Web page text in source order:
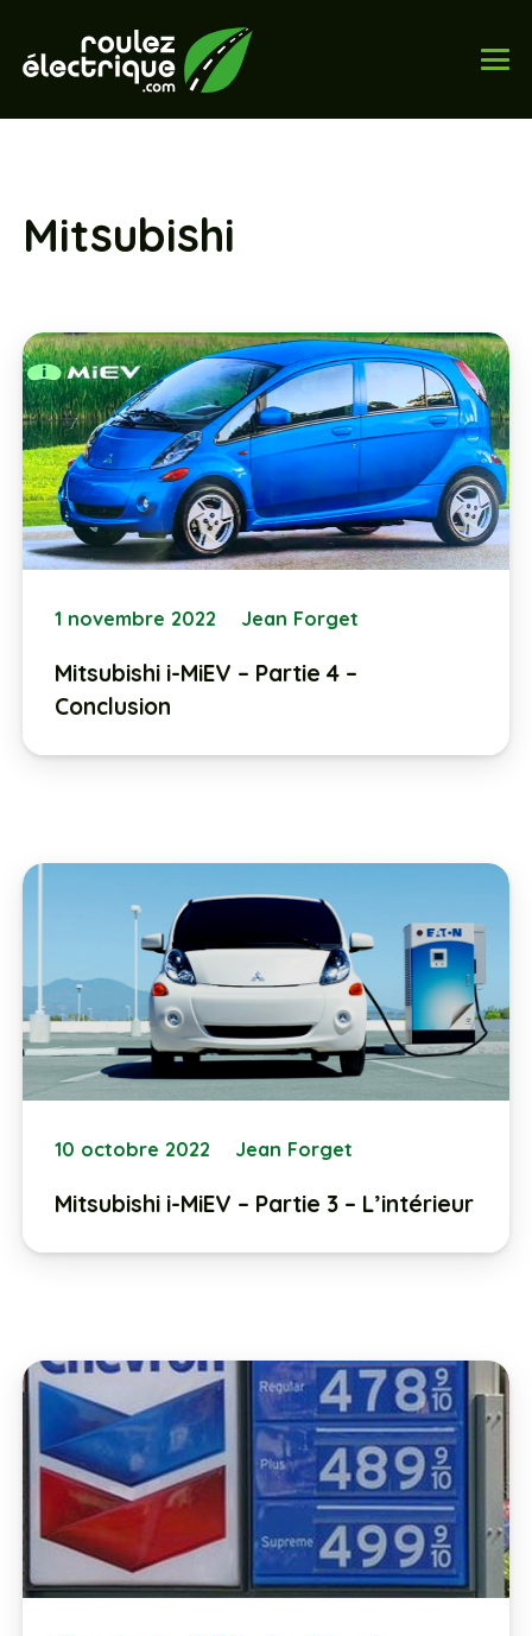
Mitsubishi
1 novembre 2022 Jean Forget
Mitsubishi i-MiEV – Partie 4 –
Conclusion
10 octobre 2022 Jean Forget
Mitsubishi i-MiEV – Partie 3 – L’intérieur